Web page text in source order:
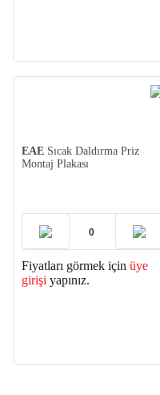
EAE Sıcak Daldırma Priz
Montaj Plakası
Fiyatları görmek için üye
girişi yapınız.